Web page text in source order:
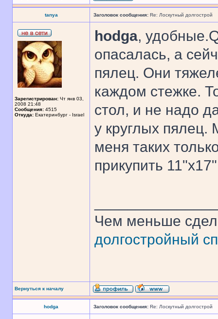
tanya Заголовок сообщения: Re: Лоскутный долгострой
Зарегистрирован: Чт янв 03,
2008 21:48
Сообщения: 4515
Откуда: Екатеринбург - Israel
hodga,
опасалась, а
пялец. Они
каждом стежке.
стол, и не надо
у круглых пялец.
меня таких
прикупить
Чем меньше
долгостройный
Вернуться к началу
hodga Заголовок сообщения: Re: Лоскутный долгострой